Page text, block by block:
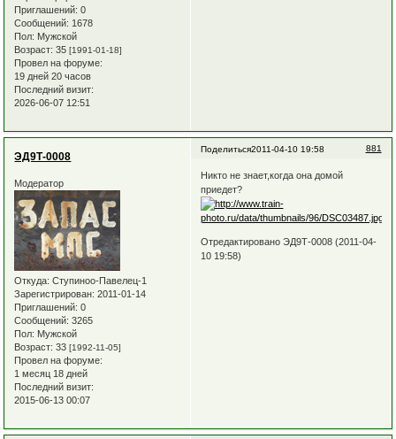
Приглашений: 0
Сообщений: 1678
Пол: Мужской
Возраст: 35[1991-01-18]
Провел на форуме:
19 дней 20 часов
Последний визит:
2026-06-07 12:51
Поделиться 881
2011-04-10 19:58
ЭД9Т-0008
Модератор
Откуда: Ступиноо-Павелец-1
Зарегистрирован: 2011-01-14
Приглашений: 0
Сообщений: 3265
Пол: Мужской
Возраст: 33[1992-11-05]
Провел на форуме:
1 месяц 18 дней
Последний визит:
2015-06-13 00:07
Никто не знает,когда она домой
приедет?
Отредактировано ЭД9Т-0008 (2011-04-
10 19:58)